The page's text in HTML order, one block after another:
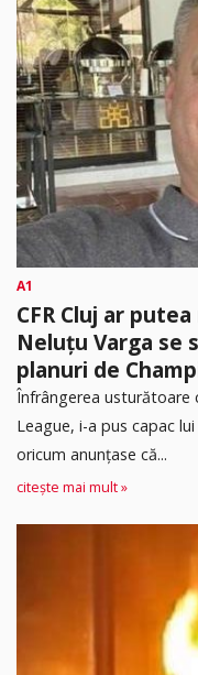
A1
CFR Cluj ar
Neluțu Varga se
planuri de
Înfrângerea usturătoare
League, i-a pus capac
oricum anunțase că...
citește mai mult »